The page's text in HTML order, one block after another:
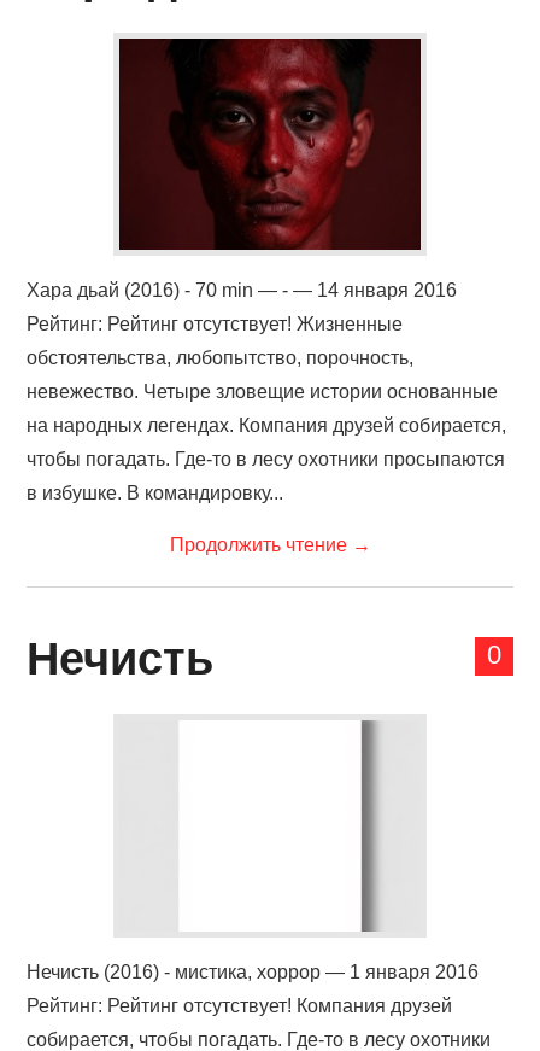
Хара дьай (2016) - 70 min — - — 14 января 2016
Рейтинг: Рейтинг отсутствует! Жизненные
обстоятельства, любопытство, порочность,
невежество. Четыре зловещие истории основанные
на народных легендах. Компания друзей собирается,
чтобы погадать. Где-то в лесу охотники просыпаются
в избушке. В командировку...
Продолжить чтение →
0
Нечисть
Нечисть (2016) - мистика, хоррор — 1 января 2016
Рейтинг: Рейтинг отсутствует! Компания друзей
собирается, чтобы погадать. Где-то в лесу охотники